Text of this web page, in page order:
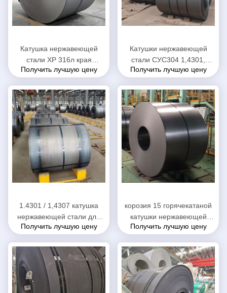
Катушка нержавеющей
стали ХР 316л края
мельницы финиш ширины
Получить лучшую цену
Катушки нержавеющей
стали СУС304 1,4301,
катушка 2,68 до 12мм
стальная
Получить лучшую цену
1.4301 / 1,4307 катушка
нержавеющей стали для
химиката/нефтяной
Получить лучшую цену
корозия 15 горячекатаной
катушки нержавеющей
стали 409Л анти- - вес
Получить лучшую цену